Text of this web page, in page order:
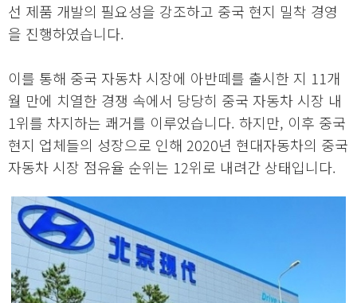
선 제품 개발의 필요성을 강조하고 중국 현지 밀착 경영
을 진행하였습니다.
이를 통해 중국 자동차 시장에 아반떼를 출시한 지 11개
월 만에 치열한 경쟁 속에서 당당히 중국 자동차 시장 내
1위를 차지하는 쾌거를 이루었습니다. 하지만, 이후 중국
현지 업체들의 성장으로 인해 2020년 현대자동차의 중국
자동차 시장 점유율 순위는 12위로 내려간 상태입니다.